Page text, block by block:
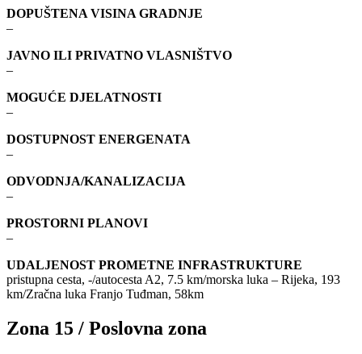
DOPUŠTENA VISINA GRADNJE
–
JAVNO ILI PRIVATNO VLASNIŠTVO
–
MOGUĆE DJELATNOSTI
–
DOSTUPNOST ENERGENATA
–
ODVODNJA/KANALIZACIJA
–
PROSTORNI PLANOVI
–
UDALJENOST PROMETNE INFRASTRUKTURE
pristupna cesta, -/autocesta A2, 7.5 km/morska luka – Rijeka, 193
km/Zračna luka Franjo Tuđman, 58km
Zona 15 / Poslovna zona